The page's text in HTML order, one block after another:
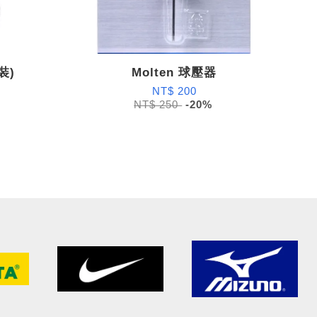
) Molten 球壓器
NT$ 200
NT$ 250 -20%